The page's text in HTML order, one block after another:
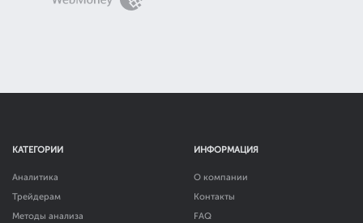
КАТЕГОРИИ
Аналитика
Трейдерам
Методы анализа
ИНФОРМАЦИЯ
О компании
Контакты
FAQ